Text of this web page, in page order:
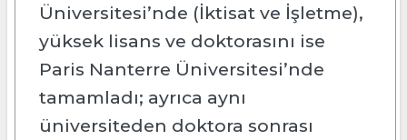
Üniversitesi’nde (İktisat ve İşletme),
yüksek lisans ve doktorasını ise
Paris Nanterre Üniversitesi’nde
tamamladı; ayrıca aynı
üniversiteden doktora sonrası